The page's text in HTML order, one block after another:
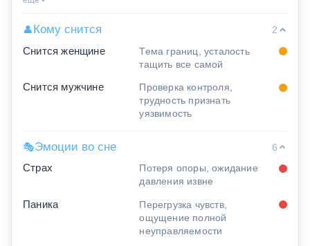
👤Кому снится
2
Снится женщине
Тема границ, усталость
тащить все самой
Снится мужчине
Проверка контроля,
трудность признать
уязвимость
🎭Эмоции во сне
6
Страх
Потеря опоры, ожидание
давления извне
Паника
Перегрузка чувств,
ощущение полной
неуправляемости